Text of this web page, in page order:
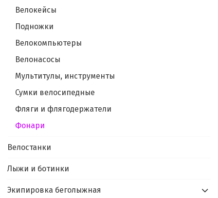
Велокейсы
Подножки
Велокомпьютеры
Велонасосы
Мультитулы, инструменты
Сумки велосипедные
Фляги и флягодержатели
Фонари
Велостанки
Лыжи и ботинки
Экипировка беголыжная